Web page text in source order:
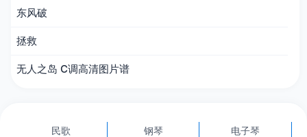
东风破
拯救
无人之岛 C调高清图片谱
民歌 钢琴
电子琴